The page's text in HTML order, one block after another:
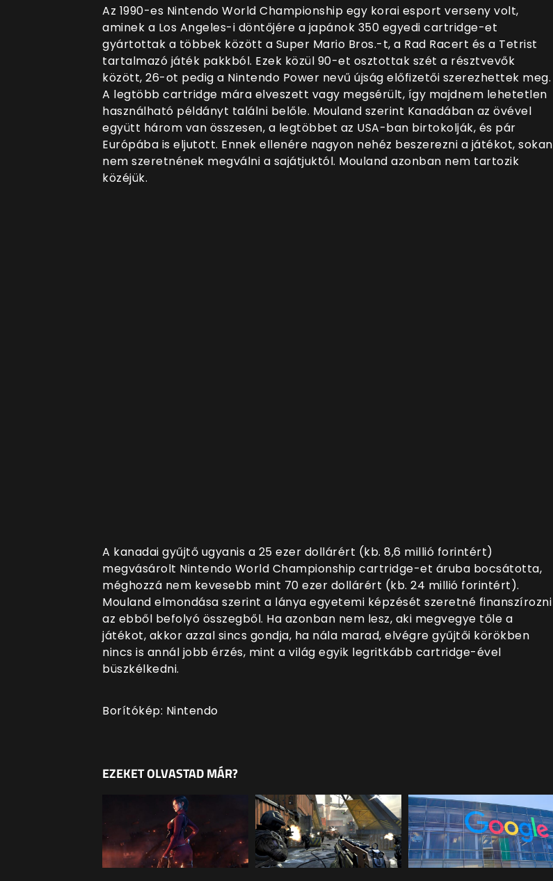
Az 1990-es Nintendo World Championship egy korai esport verseny volt,
aminek a Los Angeles-i döntőjére a japánok 350 egyedi cartridge-et
gyártottak a többek között a Super Mario Bros.-t, a Rad Racert és a Tetrist
tartalmazó játék pakkból. Ezek közül 90-et osztottak szét a résztvevők
között, 26-ot pedig a Nintendo Power nevű újság előfizetői szerezhettek meg.
A legtöbb cartridge mára elveszett vagy megsérült, így majdnem lehetetlen
használható példányt találni belőle. Mouland szerint Kanadában az övével
együtt három van összesen, a legtöbbet az USA-ban birtokolják, és pár
Európába is eljutott. Ennek ellenére nagyon nehéz beszerezni a játékot, sokan
nem szeretnének megválni a sajátjuktól. Mouland azonban nem tartozik
közéjük.
A kanadai gyűjtő ugyanis a 25 ezer dollárért (kb. 8,6 millió forintért)
megvásárolt Nintendo World Championship cartridge-et áruba bocsátotta,
méghozzá nem kevesebb mint 70 ezer dollárért (kb. 24 millió forintért).
Mouland elmondása szerint a lánya egyetemi képzését szeretné finanszírozni
az ebből befolyó összegből. Ha azonban nem lesz, aki megvegye tőle a
játékot, akkor azzal sincs gondja, ha nála marad, elvégre gyűjtői körökben
nincs is annál jobb érzés, mint a világ egyik legritkább cartridge-ével
büszkélkedni.
Borítókép: Nintendo
EZEKET OLVASTAD MÁR?